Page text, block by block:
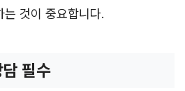
것이 중요합니다.
필수